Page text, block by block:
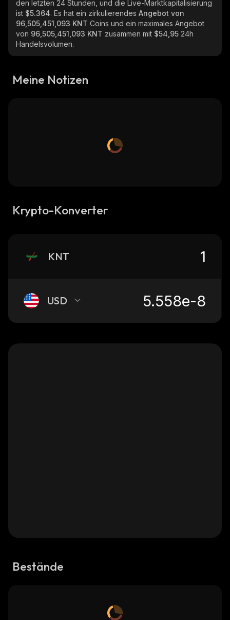
den letzten 24 Stunden, und die Live-Marktkapitalisierung
ist $5.364. Es hat ein zirkulierendes Angebot von
96,505,451,093 KNT Coins und ein maximales Angebot
von 96,505,451,093 KNT zusammen mit $54,95 24h
Handelsvolumen.
Meine Notizen
Krypto-Konverter
KNT
USD
Bestände